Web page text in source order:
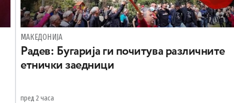
МАКЕДОНИЈА
Радев: Бугарија ги почитува различните
етнички заедници
пред 2 часа